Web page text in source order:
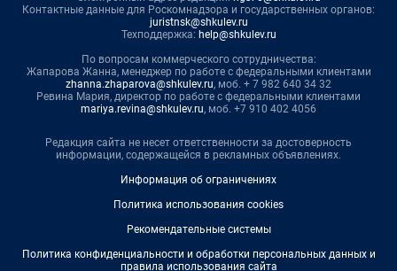
Контактные данные для Роскомнадзора и государственных органов:
juristnsk@shkulev.ru
Техподдержка: help@shkulev.ru
По вопросам коммерческого сотрудничества:
Жапарова Жанна, менеджер по работе с федеральными клиентами
zhanna.zhaparova@shkulev.ru, моб. + 7 982 640 34 32
Ревина Мария, директор по работе с федеральными клиентами
mariya.revina@shkulev.ru, моб. +7 910 402 4056
Редакция сайта не несет ответственности за достоверность
информации, содержащейся в рекламных объявлениях.
Информация об ограничениях
Политика использования cookies
Рекомендательные системы
Политика конфиденциальности и обработки персональных данных и
правила использования сайта